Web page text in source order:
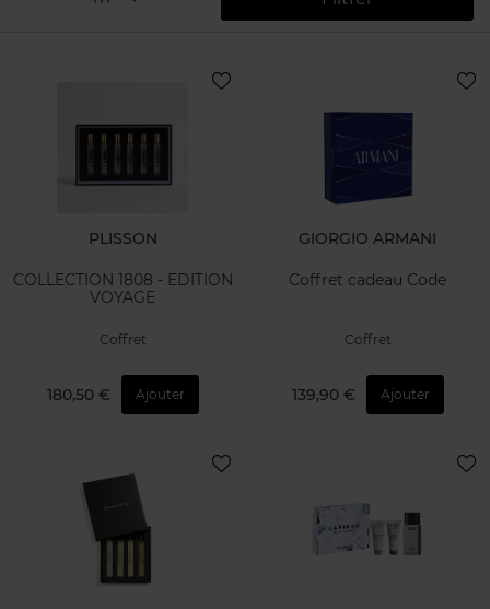
PLISSON
COLLECTION 1808 - EDITION
VOYAGE
Coffret
180,50 € Ajouter
GIORGIO ARMANI
Coffret cadeau Code
Coffret
139,90 € Ajouter